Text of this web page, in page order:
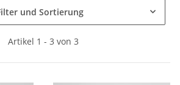
und Sortierung
Artikel 1 - 3 von 3